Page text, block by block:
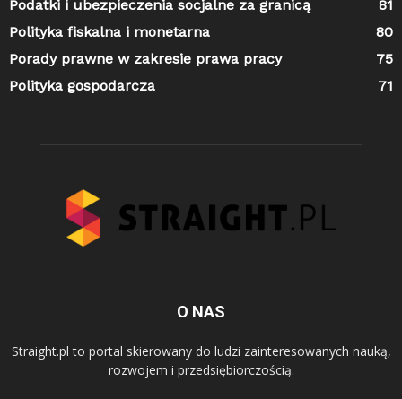
Podatki i ubezpieczenia socjalne za granicą
81
Polityka fiskalna i monetarna
80
Porady prawne w zakresie prawa pracy
75
Polityka gospodarcza
71
O NAS
Straight.pl to portal skierowany do ludzi zainteresowanych nauką,
rozwojem i przedsiębiorczością.